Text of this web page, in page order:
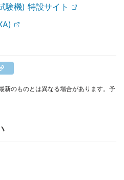
験機) 特設サイト
新のものとは異なる場合があります。予